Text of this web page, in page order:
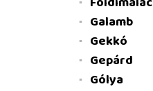
Galamb
Gekkó
Gepárd
Gólya